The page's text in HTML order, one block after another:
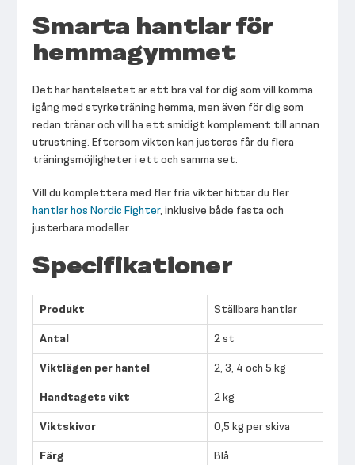
Smarta hantlar för
hemmagymmet
Det här hantelsetet är ett bra val för dig som vill komma
igång med styrketräning hemma, men även för dig som
redan tränar och vill ha ett smidigt komplement till annan
utrustning. Eftersom vikten kan justeras får du flera
träningsmöjligheter i ett och samma set.
Vill du komplettera med fler fria vikter hittar du fler
hantlar hos Nordic Fighter, inklusive både fasta och
justerbara modeller.
Specifikationer
Produkt
Ställbara hantlar
Antal
2 st
Viktlägen per hantel
2, 3, 4 och 5 kg
Handtagets vikt
2 kg
Viktskivor
0,5 kg per skiva
Färg
Blå